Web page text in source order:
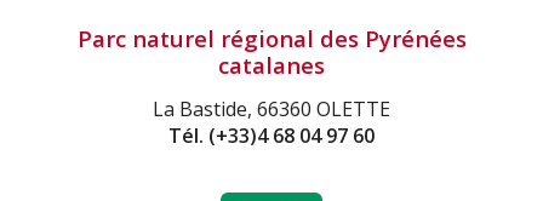
Parc naturel régional des Pyrénées
catalanes
La Bastide, 66360 OLETTE
Tél. (+33)4 68 04 97 60